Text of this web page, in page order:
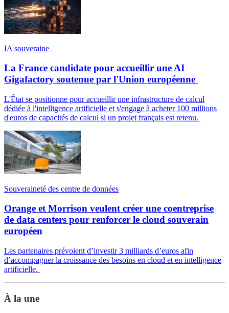
IA souveraine
La France candidate pour accueillir une AI
Gigafactory soutenue par l'Union européenne
L'État se positionne pour accueillir une infrastructure de calcul
dédiée à l'intelligence artificielle et s'engage à acheter 100 millions
d'euros de capacités de calcul si un projet français est retenu.
Souveraineté des centre de données
Orange et Morrison veulent créer une coentreprise
de data centers pour renforcer le cloud souverain
européen
Les partenaires prévoient d’investir 3 milliards d’euros afin
d’accompagner la croissance des besoins en cloud et en intelligence
artificielle.
À la une